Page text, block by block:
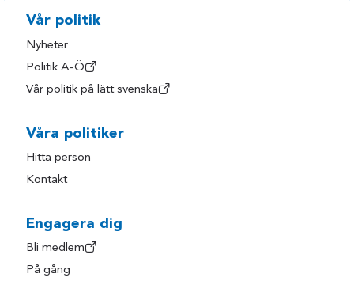
Vår politik
Nyheter
Politik A-Ö
Vår politik på lätt svenska
Våra politiker
Hitta person
Kontakt
Engagera dig
Bli medlem
På gång